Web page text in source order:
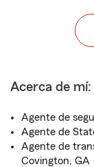
Acerca de mí:
Agente de
Agente de
Agente de
Covington, GA